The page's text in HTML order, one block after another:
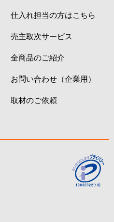
仕入れ担当の方はこちら
売主取次サービス
全商品のご紹介
お問い合わせ（企業用）
取材のご依頼